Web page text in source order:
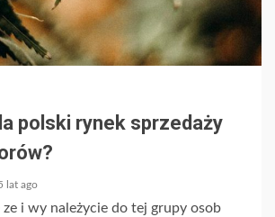
polski rynek sprzedaży
lat ago
i wy należycie do tej grupy osob